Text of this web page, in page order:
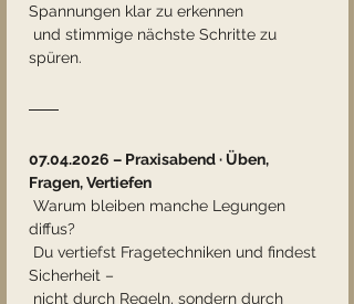
Spannungen klar zu erkennen
spüren.
07.04.2026 – Praxisabend · Üben,
Fragen, Vertiefen
diffus?
Sicherheit –